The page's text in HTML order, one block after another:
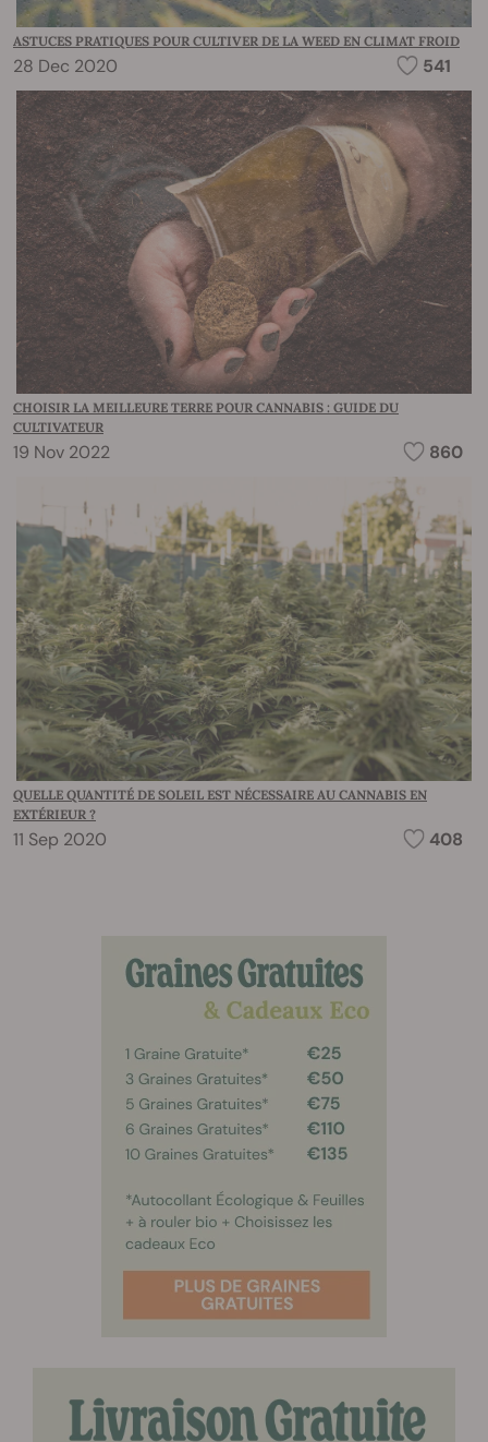
ASTUCES PRATIQUES POUR CULTIVER DE LA WEED EN CLIMAT FROID
28 Dec 2020 541
CHOISIR LA MEILLEURE TERRE POUR CANNABIS : GUIDE DU
CULTIVATEUR
19 Nov 2022 860
QUELLE QUANTITÉ DE SOLEIL EST NÉCESSAIRE AU CANNABIS EN
EXTÉRIEUR ?
11 Sep 2020 408